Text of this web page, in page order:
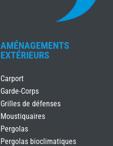
AMÉNAGEMENTS
EXTÉRIEURS
Carport
Garde-Corps
Grilles de défenses
Moustiquaires
Pergolas
Pergolas bioclimatiques